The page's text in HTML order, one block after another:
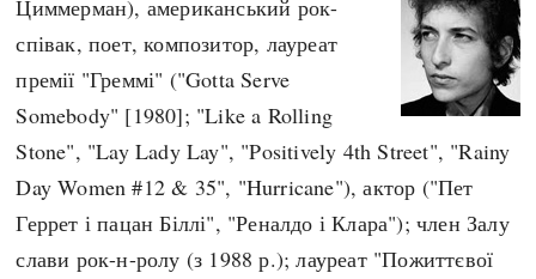
Циммерман), американський рок-
співак, поет, композитор, лауреат
премії "Греммі" ("Gotta Serve
Somebody" [1980]; "Like a Rolling
Stone", "Lay Lady Lay", "Positively 4th Street", "Rainy
Day Women #12 & 35", "Hurricane"), актор ("Пет
Геррет і пацан Біллі", "Реналдо і Клара"); член Залу
слави рок-н-ролу (з 1988 р.); лауреат "Пожиттєвої